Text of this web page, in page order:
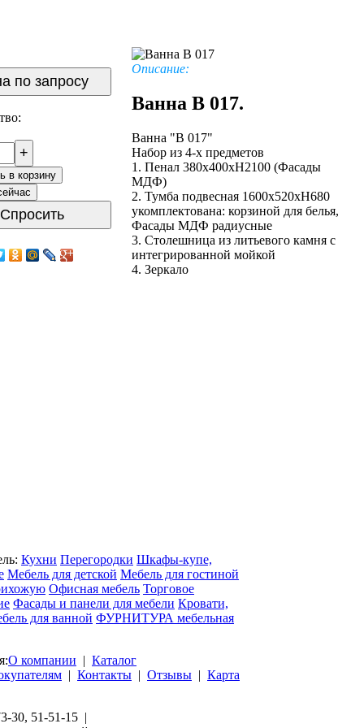
по запросу
+
в корзину
Спросить
Описание:
Ванна В 017.
Ванна "В 017"
Набор из 4-х предметов
1. Пенал 380х400хН2100 (Фасады
МДФ)
2. Тумба подвесная 1600х520хН680
укомплектована: корзиной для белья,
Фасады МДФ радиусные
3. Столешница из литьевого камня с
интегрированной мойкой
4. Зеркало
Кухни Перегородки Шкафы-купе,
Мебель для детской Мебель для гостиной
Офисная мебель Торговое
Фасады и панели для мебели Кровати,
для ванной ФУРНИТУРА мебельная
О компании | Каталог
| Контакты | Отзывы | Карта
30, 51-51-15 |